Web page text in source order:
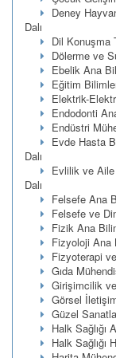
Deney
Dalı
Dil Konuşma
Dölerme ve
Ebelik Ana
Eğitim
Elektrik-
Endodonti
Endüstri
Evde Hasta
Dalı
Evlilik ve Aile
Dalı
Felsefe Ana
Felsefe ve
Fizik Ana
Fizyoloji Ana
Fizyoterapi
Gıda
Girişimcilik
Görsel
Güzel
Halk Sağlığı
Halk Sağlığı